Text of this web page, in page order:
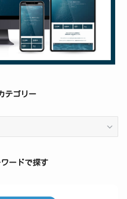
テゴリー
ードで探す